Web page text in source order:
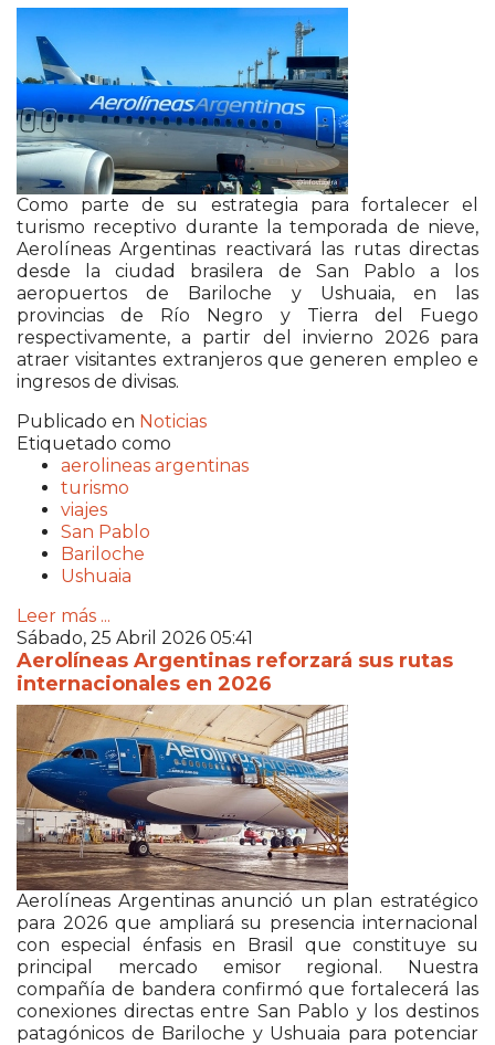
Como parte de su estrategia para fortalecer el
turismo receptivo durante la temporada de nieve,
Aerolíneas Argentinas reactivará las rutas directas
desde la ciudad brasilera de San Pablo a los
aeropuertos de Bariloche y Ushuaia, en las
provincias de Río Negro y Tierra del Fuego
respectivamente, a partir del invierno 2026 para
atraer visitantes extranjeros que generen empleo e
ingresos de divisas.
Publicado en Noticias
Etiquetado como
aerolineas argentinas
turismo
viajes
San Pablo
Bariloche
Ushuaia
Leer más ...
Sábado, 25 Abril 2026 05:41
Aerolíneas Argentinas reforzará sus rutas
internacionales en 2026
Aerolíneas Argentinas anunció un plan estratégico
para 2026 que ampliará su presencia internacional
con especial énfasis en Brasil que constituye su
principal mercado emisor regional. Nuestra
compañía de bandera confirmó que fortalecerá las
conexiones directas entre San Pablo y los destinos
patagónicos de Bariloche y Ushuaia para potenciar